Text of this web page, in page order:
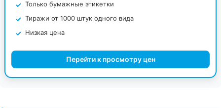
Только бумажные этикетки
Тиражи от 1000 штук одного вида
Низкая цена
Перейти к просмотру цен